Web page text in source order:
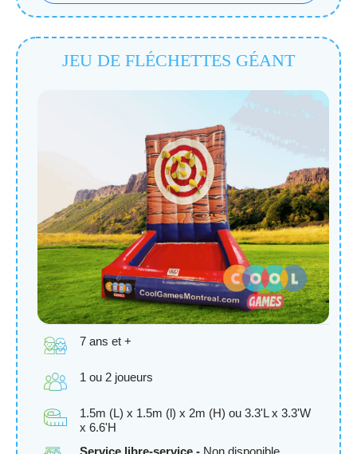
JEU DE FLÉCHETTES GÉANT
7 ans et +
1 ou 2 joueurs
1.5m (L) x 1.5m (l) x 2m (H) ou 3.3'L x 3.3'W
x 6.6'H
Service libre-service - Non disponible